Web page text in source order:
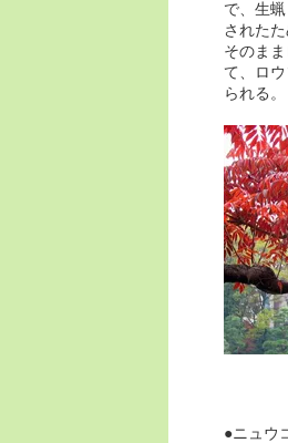
で、生
された
そのま
て、ロ
られる。
●ニュウ